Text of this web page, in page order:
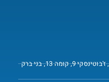
13, בני ברק